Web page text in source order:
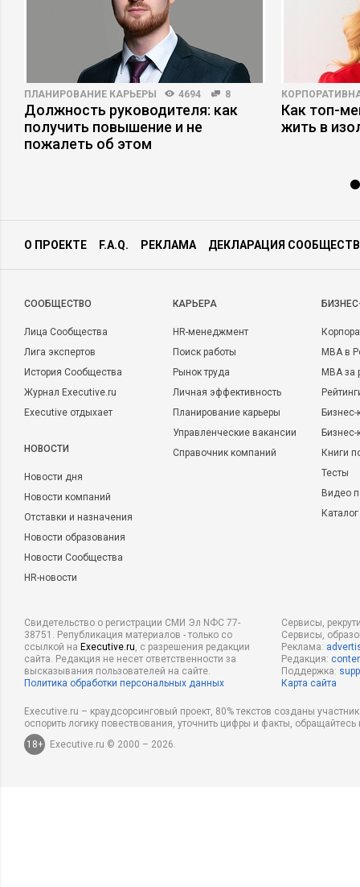
ПЛАНИРОВАНИЕ КАРЬЕРЫ 4694 8
Должность руководителя: как
получить повышение и не
пожалеть об этом
Как топ-
жить в
О ПРОЕКТЕ F.A.Q. РЕКЛАМА ДЕКЛАРАЦИЯ
CООБЩЕСТВО
Лица Сообщества
Лига экспертов
История Сообщества
Журнал Executive.ru
Executive отдыхает
НОВОСТИ
Новости дня
Новости компаний
Отставки и назначения
Новости образования
Новости Сообщества
HR-новости
КАРЬЕРА
HR-менеджмент
Поиск работы
Рынок труда
Личная эффективность
Планирование карьеры
Управленческие вакансии
Справочник компаний
MBA в
MBA
Бизнес-
Книги
Тесты
Видео
Свидетельство о регистрации СМИ Эл NФС 77-
38751. Републикация материалов - только со
ссылкой на Executive.ru, с разрешения редакции
сайта. Редакция не несет ответственности за
высказывания пользователей на сайте.
Политика обработки персональных данных
Сервисы,
Сервисы,
Реклама:
Редакция:
Поддержка:
Карта сайта
Executive.ru – краудсорсинговый проект, 80% текстов созданы
оспорить логику повествования, уточнить цифры и факты,
18+
Executive.ru © 2000 – 2026.